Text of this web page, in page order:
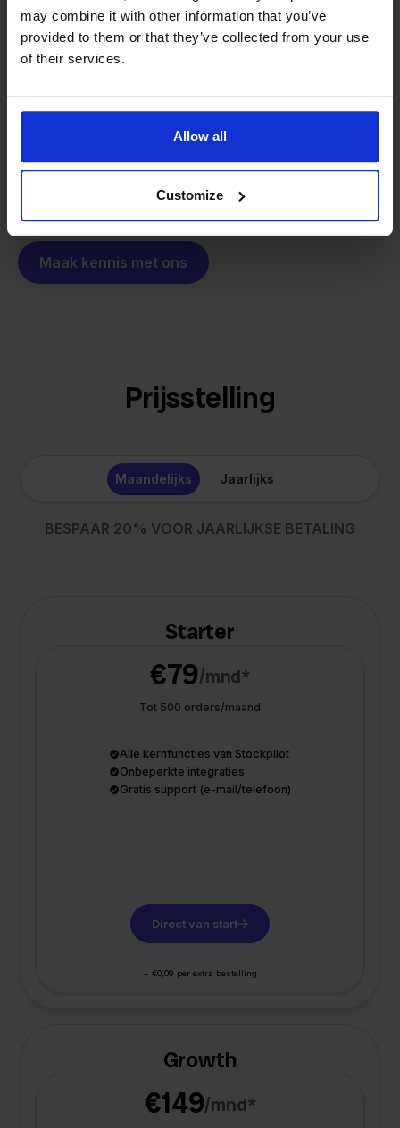
may combine it with other information that you’ve
provided to them or that they’ve collected from your use
of their services.
Allow all
Customize
We groeien gecontroleerd, zonder
investeerders of externe druk.
Van retailer naar
softwarebouwer
oplossing voor ons eigen bedrijf, is inmiddels
multichannel verkopen eenvoudig maken.
Maak kennis met ons
Prijsstelling
Maandelijks Jaarlijks
BESPAAR 20% VOOR JAARLIJKSE BETALING
Starter
€79/mnd*
Tot 500 orders/maand
Alle kernfuncties van Stockpilot
Onbeperkte integraties
Gratis support (e-mail/telefoon)
Direct van start
+ €0,09 per extra bestelling
Growth
€149/mnd*